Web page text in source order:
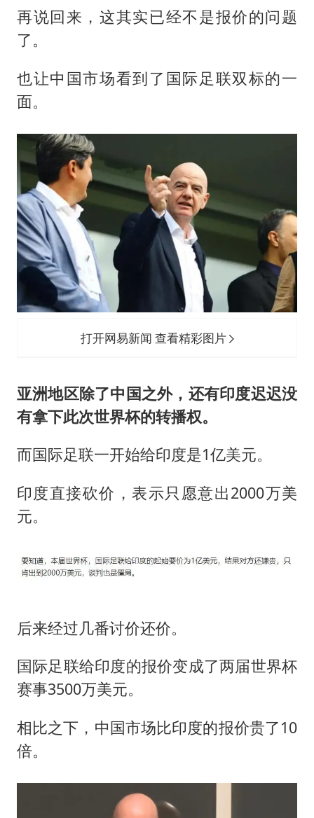
再说回来，这其实已经不是报价的问题
了。
也让中国市场看到了国际足联双标的一
面。
打开网易新闻 查看精彩图片
亚洲地区除了中国之外，还有印度迟迟没
有拿下此次世界杯的转播权。
而国际足联一开始给印度是1亿美元。
印度直接砍价，表示只愿意出2000万美
元。
后来经过几番讨价还价。
国际足联给印度的报价变成了两届世界杯
赛事3500万美元。
相比之下，中国市场比印度的报价贵了10
倍。